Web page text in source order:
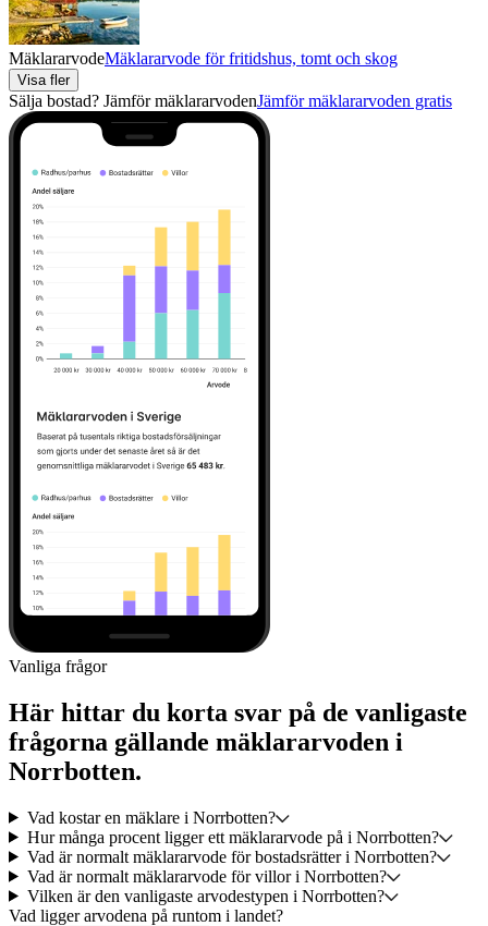
MäklararvodeMäklararvode för fritidshus, tomt och skog
Visa fler
Sälja bostad? Jämför mäklararvodenJämför mäklararvoden gratis
Vanliga frågor
Här hittar du korta svar på de vanligaste
frågorna gällande mäklararvoden i
Norrbotten.
Vad kostar en mäklare i Norrbotten?
Hur många procent ligger ett mäklararvode på i Norrbotten?
Vad är normalt mäklararvode för bostadsrätter i Norrbotten?
Vad är normalt mäklararvode för villor i Norrbotten?
Vilken är den vanligaste arvodestypen i Norrbotten?
Vad ligger arvodena på runtom i landet?